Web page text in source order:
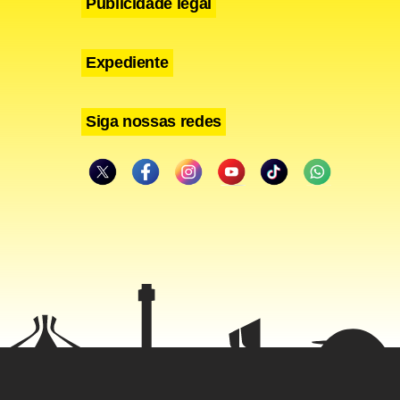
Expediente
Siga nossas redes